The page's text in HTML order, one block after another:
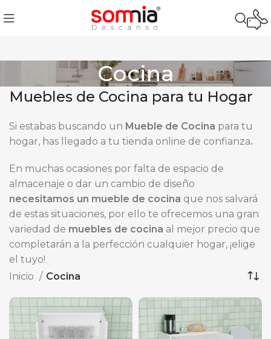
Cocina
Muebles de Cocina para tu Hogar
Si estabas buscando un Mueble de Cocina para tu
hogar, has llegado a tu tienda online de confianza.
En muchas ocasiones por falta de espacio de
almacenaje o dar un cambio de diseño
necesitamos un mueble de cocina que nos salvará
de estas situaciones, por ello te ofrecemos una gran
variedad de muebles de cocina al mejor precio que
completarán a la perfección cualquier hogar, ¡elige
el tuyo!
Inicio
Cocina